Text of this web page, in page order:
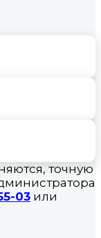
точную
03 или